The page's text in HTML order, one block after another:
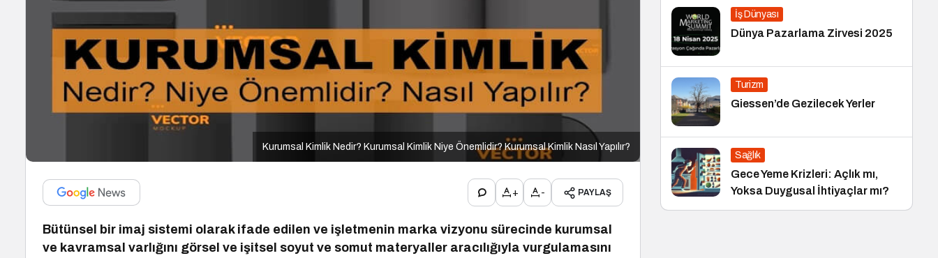
Kurumsal Kimlik Nedir? Kurumsal Kimlik Niye Önemlidir? Kurumsal Kimlik Nasıl Yapılır?
+ - PAYLAŞ
Bütünsel bir imaj sistemi olarak ifade edilen ve işletmenin marka vizyonu sürecinde kurumsal
ve kavramsal varlığını görsel ve işitsel soyut ve somut materyaller aracılığıyla vurgulamasını
İş Dünyası
Dünya Pazarlama Zirvesi 2025
Turizm
Giessen’de Gezilecek Yerler
Sağlık
Gece Yeme Krizleri: Açlık mı,
Yoksa Duygusal İhtiyaçlar mı?